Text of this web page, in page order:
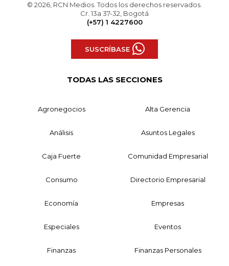
© 2026, RCN Medios. Todos los derechos reservados.
Cr. 13a 37-32, Bogotá
(+57) 1 4227600
SUSCRÍBASE
TODAS LAS SECCIONES
Agronegocios Alta Gerencia
Análisis Asuntos Legales
Caja Fuerte Comunidad Empresarial
Consumo Directorio Empresarial
Economía Empresas
Especiales Eventos
Finanzas Finanzas Personales